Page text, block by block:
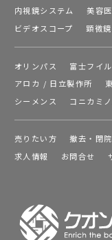
内視鏡システム
美容
ビデオスコープ
顕微鏡
オリンパス 富士フイ
アロカ / 日立製作所
シーメンス
コニカミ
売りたい方 撤去・閉院
求人情報
お問合せ